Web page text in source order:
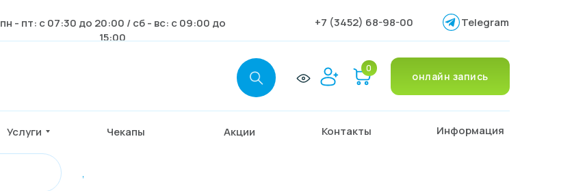
пн - пт: с 07:30 до 20:00 / сб - вс: с 09:00 до
15:00
Акции
+7 (3452) 68-98-00
онлайн запись
Услуги Чекапы Контакты Информация
0
Telegram
,